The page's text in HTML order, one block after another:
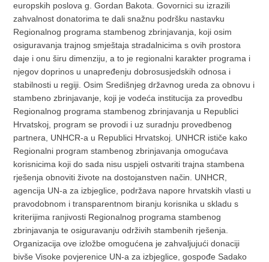
europskih poslova g. Gordan Bakota. Govornici su izrazili
zahvalnost donatorima te dali snažnu podršku nastavku
Regionalnog programa stambenog zbrinjavanja, koji osim
osiguravanja trajnog smještaja stradalnicima s ovih prostora
daje i onu širu dimenziju, a to je regionalni karakter programa i
njegov doprinos u unapređenju dobrosusjedskih odnosa i
stabilnosti u regiji. Osim Središnjeg državnog ureda za obnovu i
stambeno zbrinjavanje, koji je vodeća institucija za provedbu
Regionalnog programa stambenog zbrinjavanja u Republici
Hrvatskoj, program se provodi i uz suradnju provedbenog
partnera, UNHCR-a u Republici Hrvatskoj. UNHCR ističe kako
Regionalni program stambenog zbrinjavanja omogućava
korisnicima koji do sada nisu uspjeli ostvariti trajna stambena
rješenja obnoviti živote na dostojanstven način. UNHCR,
agencija UN-a za izbjeglice, podržava napore hrvatskih vlasti u
pravodobnom i transparentnom biranju korisnika u skladu s
kriterijima ranjivosti Regionalnog programa stambenog
zbrinjavanja te osiguravanju održivih stambenih rješenja.
Organizacija ove izložbe omogućena je zahvaljujući donaciji
bivše Visoke povjerenice UN-a za izbjeglice, gospođe Sadako